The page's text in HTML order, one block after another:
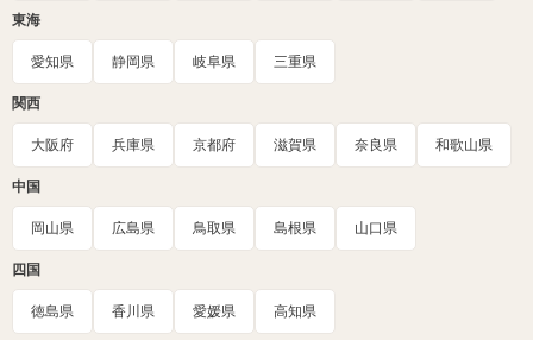
東海
愛知県 静岡県 岐阜県 三重県
関西
大阪府 兵庫県 京都府 滋賀県 奈良県 和歌山県
中国
岡山県 広島県 鳥取県 島根県 山口県
四国
徳島県 香川県 愛媛県 高知県